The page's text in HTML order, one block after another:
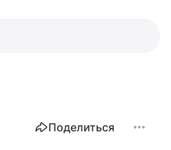
Поделиться